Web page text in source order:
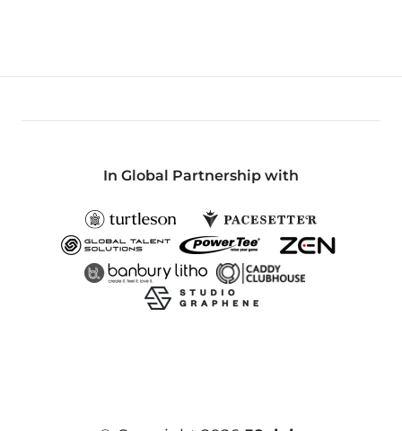
In Global Partnership with